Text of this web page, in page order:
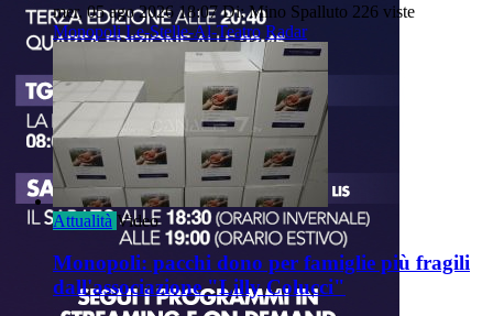
mer, 05 ago 2026 18:07 Di: Mino Spalluto 226 viste
Monopoli Le-Stelle-Al-Teatro Radar
Attualità Video
Monopoli: pacchi dono per famiglie più fragili
dall'associazione "Lilly Colucci"